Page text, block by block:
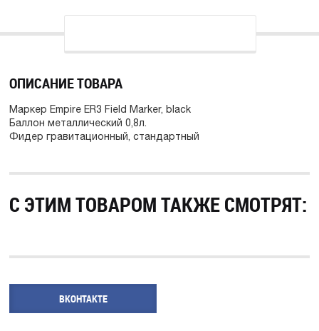
ОПИСАНИЕ ТОВАРА
Маркер Empire ER3 Field Marker, black
Баллон металлический 0,8л.
Фидер гравитационный, стандартный
С ЭТИМ ТОВАРОМ ТАКЖЕ СМОТРЯТ:
ВКОНТАКТЕ